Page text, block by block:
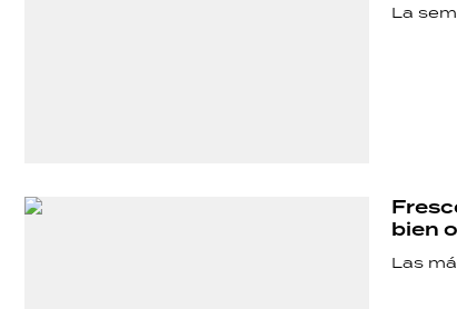
La
bien
Las
DEPORTES
TECNOLOGÍA